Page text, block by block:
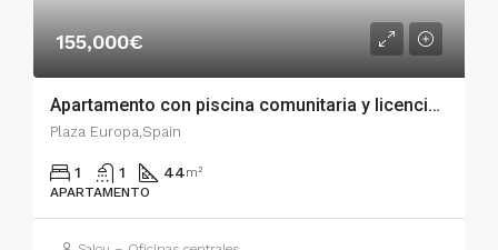
155,000€
Apartamento con piscina comunitaria y licencia turistica – 003.03345
Plaza Europa,Spain
1 1 44m²
APARTAMENTO